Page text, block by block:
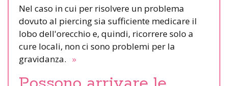
Nel caso in cui per risolvere un problema
dovuto al piercing sia sufficiente medicare il
lobo dell'orecchio e, quindi, ricorrere solo a
cure locali, non ci sono problemi per la
gravidanza. »